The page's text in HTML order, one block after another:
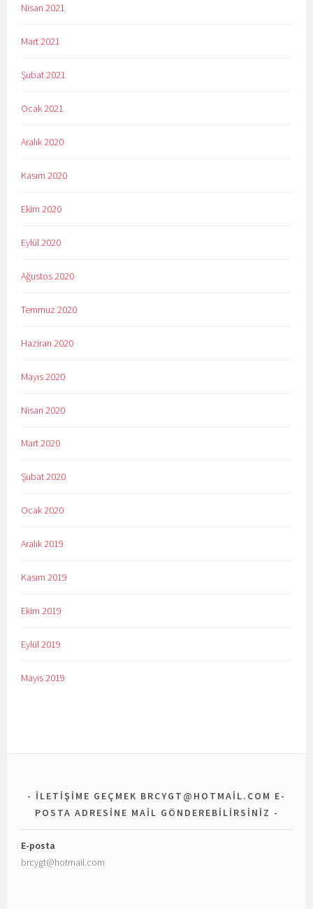
Nisan 2021
Mart 2021
Şubat 2021
Ocak 2021
Aralık 2020
Kasım 2020
Ekim 2020
Eylül 2020
Ağustos 2020
Temmuz 2020
Haziran 2020
Mayıs 2020
Nisan 2020
Mart 2020
Şubat 2020
Ocak 2020
Aralık 2019
Kasım 2019
Ekim 2019
Eylül 2019
Mayıs 2019
ILETIŞIME GEÇMEK BRCYGT@HOTMAIL.COM E-
POSTA ADRESINE MAIL GÖNDEREBILIRSINIZ
E-posta
brcygt@hotmail.com